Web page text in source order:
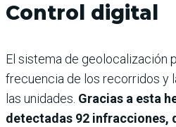
Control digital
El sistema de geolocalización
frecuencia de los recorridos y
las unidades. Gracias a esta
detectadas 92 infracciones,